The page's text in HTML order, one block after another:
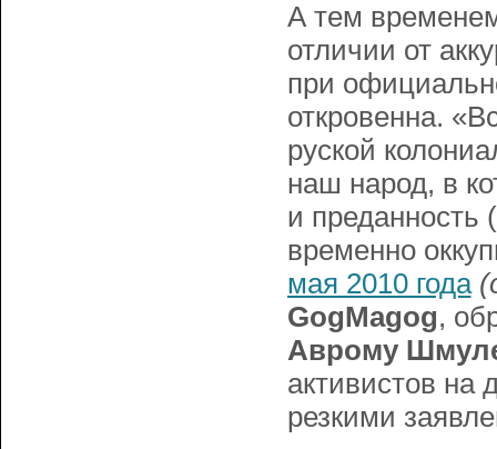
А тем
отличии от
при
откровенна.
руской
наш народ, в
и преданность
временно
мая 2010 года
GogMagog,
Аврому
активистов на
резкими